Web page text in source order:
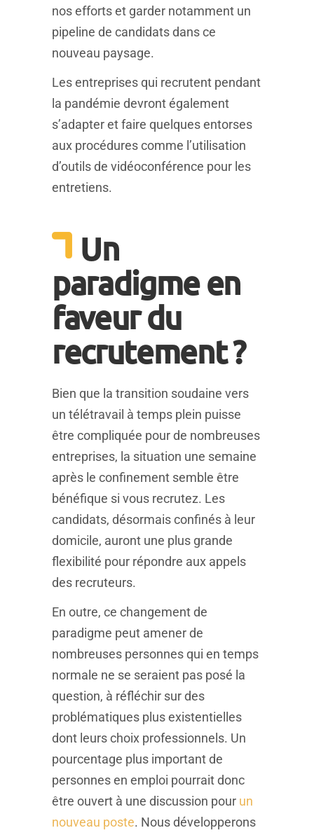
nos efforts et garder notamment un
pipeline de candidats dans ce
nouveau paysage.
Les entreprises qui recrutent pendant
la pandémie devront également
s’adapter et faire quelques entorses
aux procédures comme l’utilisation
d’outils de vidéoconférence pour les
entretiens.
Un
paradigme en
faveur du
recrutement ?
Bien que la transition soudaine vers
un télétravail à temps plein puisse
être compliquée pour de nombreuses
entreprises, la situation une semaine
après le confinement semble être
bénéfique si vous recrutez. Les
candidats, désormais confinés à leur
domicile, auront une plus grande
flexibilité pour répondre aux appels
des recruteurs.
En outre, ce changement de
paradigme peut amener de
nombreuses personnes qui en temps
normale ne se seraient pas posé la
question, à réfléchir sur des
problématiques plus existentielles
dont leurs choix professionnels. Un
pourcentage plus important de
personnes en emploi pourrait donc
être ouvert à une discussion pour un
nouveau poste. Nous développerons